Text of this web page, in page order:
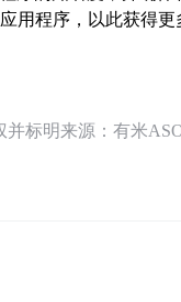
用程序，以此获得更
标明来源：有米